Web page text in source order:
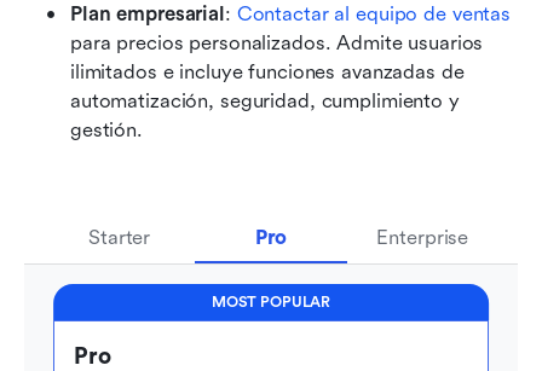
Plan empresarial: Contactar al equipo de ventas
para precios personalizados. Admite usuarios
ilimitados e incluye funciones avanzadas de
automatización, seguridad, cumplimiento y
gestión.
Starter Pro Enterprise
MOST POPULAR
Pro